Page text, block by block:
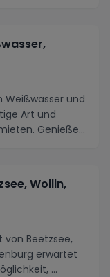
Weißwasser und
Art und
Genieße...
Wollin,
Beetzsee,
erwartet
...